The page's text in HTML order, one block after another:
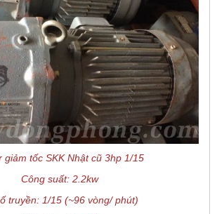
giảm tốc SKK Nhật cũ 3hp 1/15
Công suất: 2.2kw
truyền: 1/15 (~96 vòng/ phút)